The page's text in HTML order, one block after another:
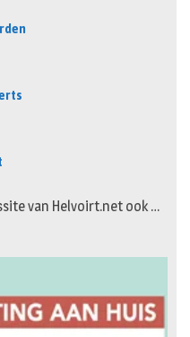
van Helvoirt.net ook …